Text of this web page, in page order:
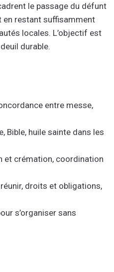
le passage du défunt
en restant suffisamment
locales. L’objectif est
durable.
entre messe,
Bible, huile sainte dans les
et crémation, coordination
droits et obligations,
s’organiser sans